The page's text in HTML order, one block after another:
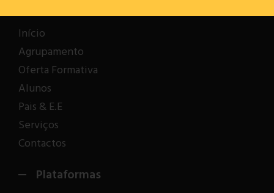
Início
Agrupamento
Oferta Formativa
Alunos
Pais & E.E
Serviços
Contactos
Plataformas